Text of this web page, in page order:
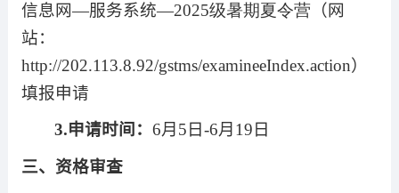
信息网—服务系统—2025级暑期夏令营（网
站：
http://202.113.8.92/gstms/examineeIndex.action）
填报申请
3.申请时间：6月 5 日-6月 19 日
三、资格审查